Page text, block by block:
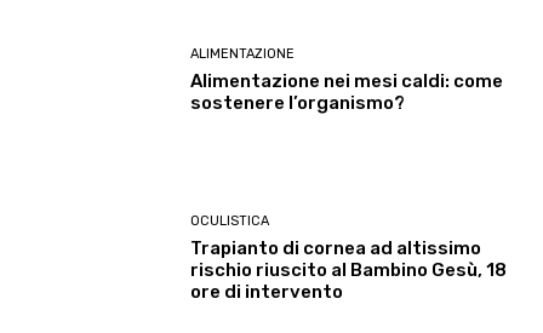
ALIMENTAZIONE
Alimentazione nei mesi caldi: come
sostenere l’organismo?
OCULISTICA
Trapianto di cornea ad altissimo
rischio riuscito al Bambino Gesù, 18
ore di intervento